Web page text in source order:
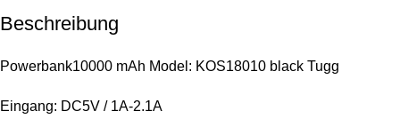
Beschreibung
Powerbank10000 mAh Model: KOS18010 black Tugg
Eingang: DC5V / 1A-2.1A